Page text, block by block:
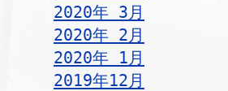
2020年 3月
2020年 2月
2020年 1月
2019年12月